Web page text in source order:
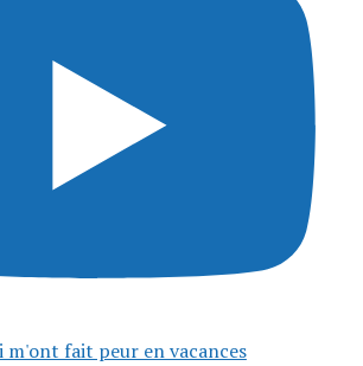
m'ont fait peur en vacances